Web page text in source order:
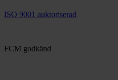
ISO 9001 auktoriserad
FCM godkänd